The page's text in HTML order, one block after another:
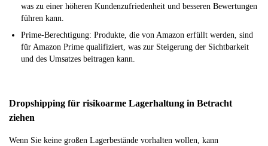
was zu einer höheren Kundenzufriedenheit und besseren Bewertungen
führen kann.
Prime-Berechtigung: Produkte, die von Amazon erfüllt werden, sind
für Amazon Prime qualifiziert, was zur Steigerung der Sichtbarkeit
und des Umsatzes beitragen kann.
Dropshipping für risikoarme Lagerhaltung in Betracht
ziehen
Wenn Sie keine großen Lagerbestände vorhalten wollen, kann